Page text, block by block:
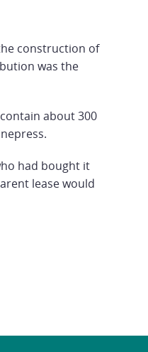
construction of
was the
about 300
had bought it
lease would